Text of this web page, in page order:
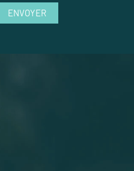
ENVOYER